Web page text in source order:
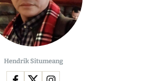
Hendrik Situmeang